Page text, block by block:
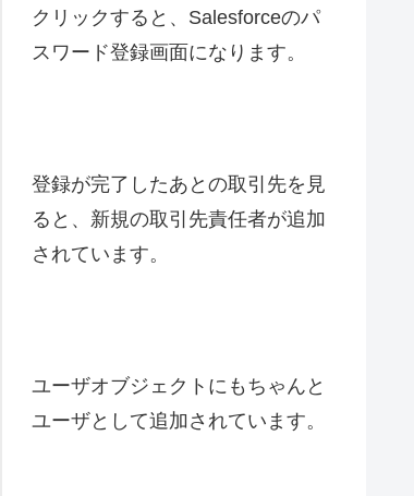
クリックすると、Salesforceのパ
スワード登録画面になります。
登録が完了したあとの取引先を見
ると、新規の取引先責任者が追加
されています。
ユーザオブジェクトにもちゃんと
ユーザとして追加されています。